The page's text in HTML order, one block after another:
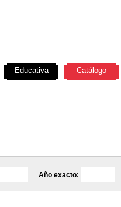
Año exacto:
Educativa Catálogo